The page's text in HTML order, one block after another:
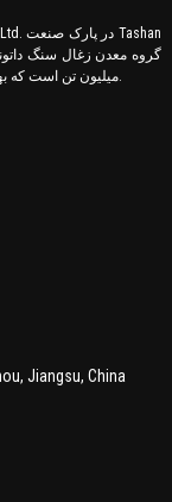
میلیون تن است که بهترین و خالص ترین ماده خام کائولن زغال سنگ در چین است.
Jiangsu, China